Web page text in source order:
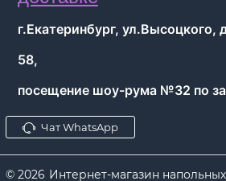
г.Екатеринбург, ул.Высоцкого,
58,
посещение шоу-рума №32 по
Чат WhatsApp
© 2026 Интернет-магазин